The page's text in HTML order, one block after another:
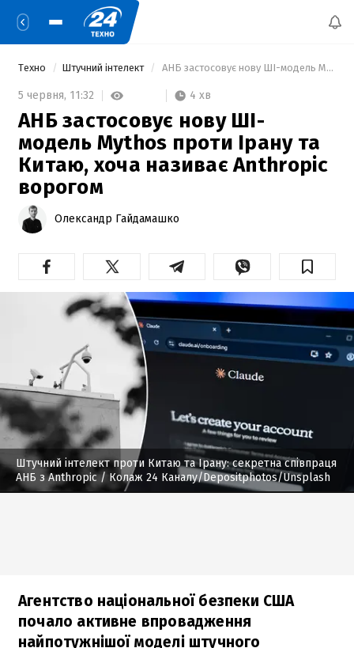
Техно Штучний інтелект АНБ застосовує нову ШІ-модель Mythos проти Ірану та Китаю, хоча називає Anthropic ворогом
5 червня, 11:32 4 хв
АНБ застосовує нову ШІ-
модель Mythos проти Ірану та
Китаю, хоча називає Anthropic
ворогом
Олександр Гайдамашко
Штучний інтелект проти Китаю та Ірану: секретна співпраця
АНБ з Anthropic/ Колаж 24 Каналу/Depositphotos/Unsplash
Агентство національної безпеки США
почало активне впровадження
найпотужнішої моделі штучного